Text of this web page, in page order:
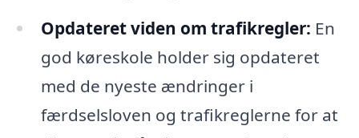
Opdateret viden om trafikregler: En
god køreskole holder sig opdateret
med de nyeste ændringer i
færdselsloven og trafikreglerne for at